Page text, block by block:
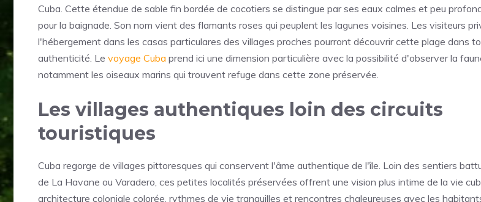
Cuba. Cette étendue de sable fin bordée de cocotiers se distingue par ses eaux calmes et peu
pour la baignade. Son nom vient des flamants roses qui peuplent les lagunes voisines. Les visiteurs
l'hébergement dans les casas particulares des villages proches pourront découvrir cette plage dans
authenticité. Le voyage Cuba prend ici une dimension particulière avec la possibilité d'observer la
notamment les oiseaux marins qui trouvent refuge dans cette zone préservée.
Les villages authentiques loin des circuits
touristiques
Cuba regorge de villages pittoresques qui conservent l'âme authentique de l'île. Loin des sentiers
de La Havane ou Varadero, ces petites localités préservées offrent une vision plus intime de la vie
architecture coloniale colorée, rythmes de vie tranquilles et rencontres chaleureuses avec les